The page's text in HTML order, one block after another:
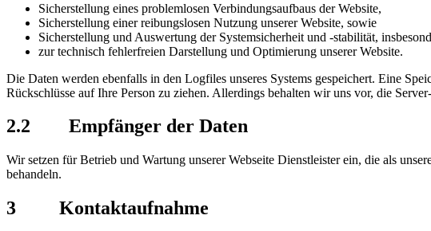
Sicherstellung eines problemlosen Verbindungsaufbaus der Website,
Sicherstellung einer reibungslosen Nutzung unserer Website, sowie
Sicherstellung und Auswertung der Systemsicherheit und -stabilität,
zur technisch fehlerfreien Darstellung und Optimierung unserer Website.
Die Daten werden ebenfalls in den Logfiles unseres Systems gespeichert. Eine
Rückschlüsse auf Ihre Person zu ziehen. Allerdings behalten wir uns vor, die
2.2 Empfänger der Daten
Wir setzen für Betrieb und Wartung unserer Webseite Dienstleister ein, die als
behandeln.
3 Kontaktaufnahme